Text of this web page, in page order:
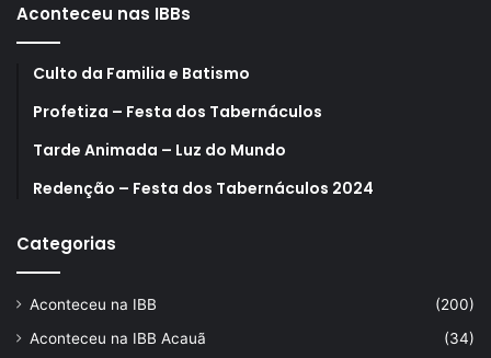
Aconteceu nas IBBs
Culto da Familia e Batismo
Profetiza – Festa dos Tabernáculos
Tarde Animada – Luz do Mundo
Redenção – Festa dos Tabernáculos 2024
Categorias
Aconteceu na IBB
(200)
Aconteceu na IBB Acauã
(34)